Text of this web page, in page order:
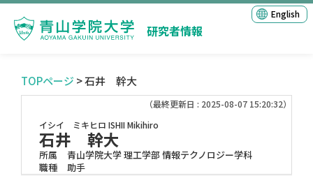
研究者情報
English
TOPページ > 石井 幹大
（最終更新日 : 2025-08-07 15:20:32）
イシイ ミキヒロ ISHII Mikihiro
石井 幹大
所属
青山学院大学 理工学部 情報テクノロジー学科
職種
助手